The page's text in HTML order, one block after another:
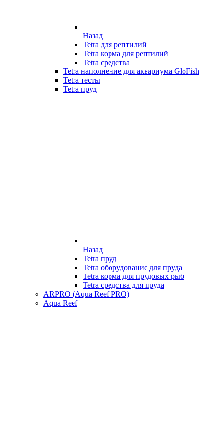
Назад
Tetra для рептилий
Tetra корма для рептилий
Tetra средства
Tetra наполнение для аквариума GloFish
Tetra тесты
Tetra пруд
Назад
Tetra пруд
Tetra оборудование для пруда
Tetra корма для прудовых рыб
Tetra средства для пруда
ARPRO (Aqua Reef PRO)
Aqua Reef